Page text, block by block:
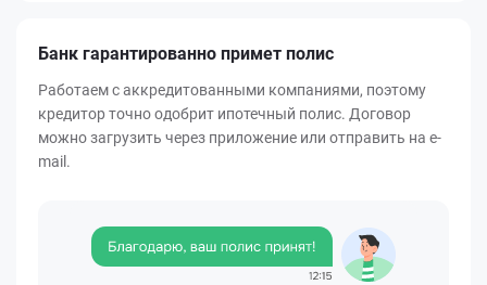
Банк гарантированно примет полис
Работаем с аккредитованными компаниями, поэтому
кредитор точно одобрит ипотечный полис. Договор
можно загрузить через приложение или отправить на e-
mail.